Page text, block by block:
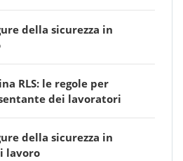
della sicurezza in
RLS: le regole per
dei lavoratori
della sicurezza in
lavoro